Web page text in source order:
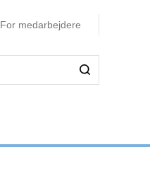
For medarbejdere